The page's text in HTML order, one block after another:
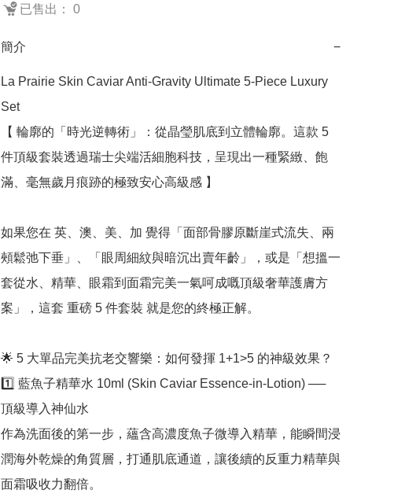
已售出： 0
簡介 −
La Prairie Skin Caviar Anti-Gravity Ultimate 5-Piece Luxury
Set
【 輪廓的「時光逆轉術」：從晶瑩肌底到立體輪廓。這款 5
件頂級套裝透過瑞士尖端活細胞科技，呈現出一種緊緻、飽
滿、毫無歲月痕跡的極致安心高級感 】
如果您在 英、澳、美、加 覺得「面部骨膠原斷崖式流失、兩
頰鬆弛下垂」、「眼周細紋與暗沉出賣年齡」，或是「想搵一
套從水、精華、眼霜到面霜完美一氣呵成嘅頂級奢華護膚方
案」，這套 重磅 5 件套裝 就是您的終極正解。
🌟 5 大單品完美抗老交響樂：如何發揮 1+1>5 的神級效果？
1️⃣ 藍魚子精華水 10ml (Skin Caviar Essence-in-Lotion) ──
頂級導入神仙水
作為洗面後的第一步，蘊含高濃度魚子微導入精華，能瞬間浸
潤海外乾燥的角質層，打通肌底通道，讓後續的反重力精華與
面霜吸收力翻倍。